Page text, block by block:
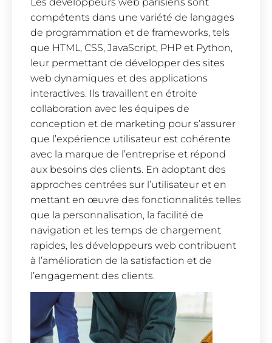
compétents dans une variété de langages
de programmation et de frameworks, tels
que HTML, CSS, JavaScript, PHP et Python,
leur permettant de développer des sites
web dynamiques et des applications
interactives. Ils travaillent en étroite
collaboration avec les équipes de
conception et de marketing pour s’assurer
que l’expérience utilisateur est cohérente
avec la marque de l’entreprise et répond
aux besoins des clients. En adoptant des
approches centrées sur l’utilisateur et en
mettant en œuvre des fonctionnalités telles
que la personnalisation, la facilité de
navigation et les temps de chargement
rapides, les développeurs web contribuent
à l’amélioration de la satisfaction et de
l’engagement des clients.